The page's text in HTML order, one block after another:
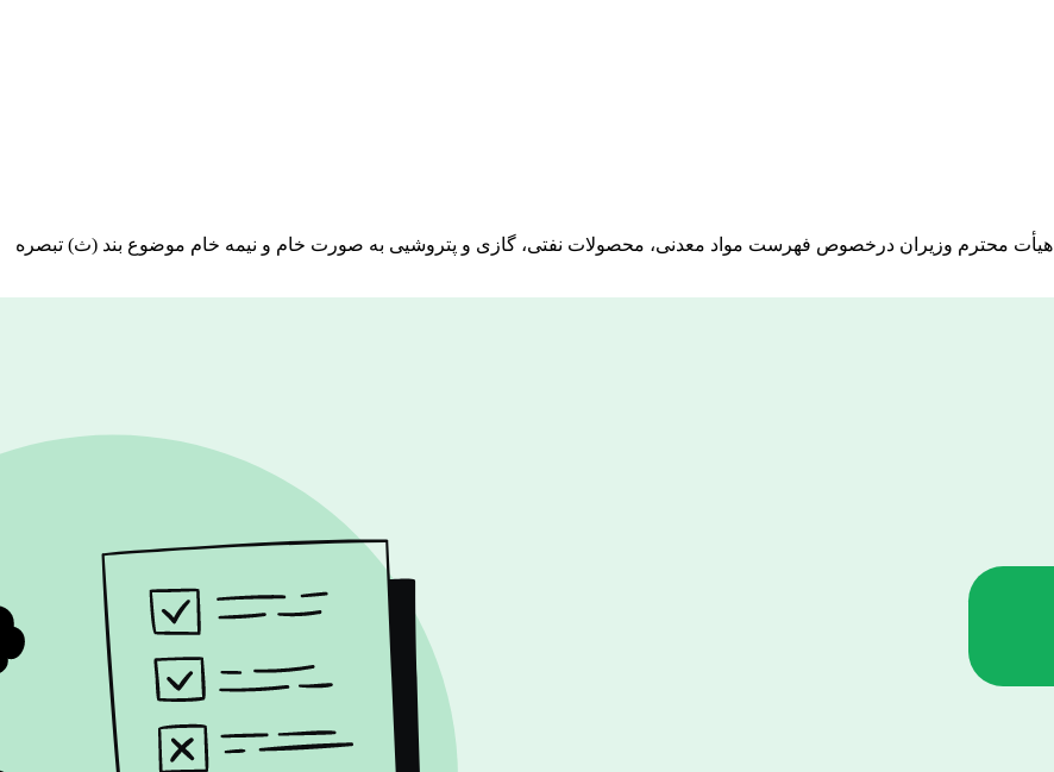
ارسال تصویر تصویب نامه شماره 117518/ت59156ه مورخ 1400/10/01 هیأت محترم وزیران درخصوص فهرست مواد معدنی، محصولات نفتی، گازی و پتروشیی به صورت خام و نیمه خام موضوع بند (ث) تبصره